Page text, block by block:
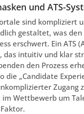
und ATS-
sind kompliziert
gestaltet, was den
erschwert. Ein ATS
das intuitiv und klar
den Prozess
die „Candidate
Zugang
Wettbewerb um